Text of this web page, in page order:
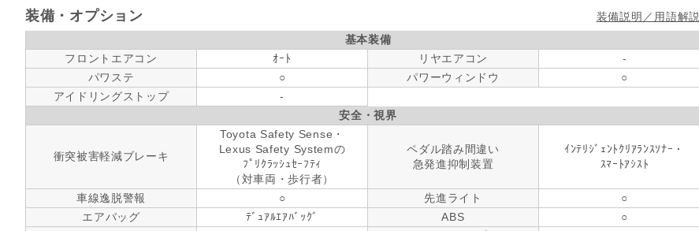
装備・オプション
装備説明／用語解説
基本装備
フロントエアコン
ｵｰﾄ リヤエアコン
-
パワステ
○ パワーウィンドウ
○
アイドリングストップ
-
安全・視界
衝突被害軽減ブレーキ
Toyota Safety Sense・
Lexus Safety Systemの
ﾌﾟﾘｸﾗｯｼｭｾｰﾌﾃｨ
（対車両・歩行者）
ペダル踏み間違い
急発進抑制装置
ｲﾝﾃﾘｼﾞｪﾝﾄｸﾘｱﾗﾝｽｿﾅｰ・
ｽﾏｰﾄｱｼｽﾄ
車線逸脱警報 ○ 先進ライト
○
エアバッグ
ﾃﾞｭｱﾙｴｱﾊﾞｯｸﾞ ABS ○